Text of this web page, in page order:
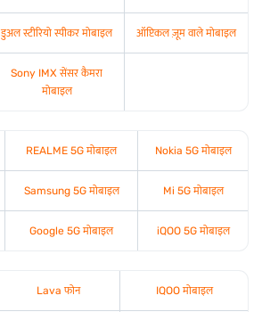
डुअल स्टीरियो स्पीकर मोबाइल ऑप्टिकल ज़ूम वाले मोबाइल
Sony IMX सेंसर कैमरा
मोबाइल
REALME 5G मोबाइल Nokia 5G मोबाइल
Samsung 5G मोबाइल Mi 5G मोबाइल
Google 5G मोबाइल iQOO 5G मोबाइल
Lava फोन IQOO मोबाइल